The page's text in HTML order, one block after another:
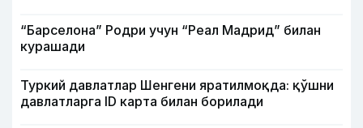
“Барселона” Родри учун “Реал Мадрид” билан
курашади
Туркий давлатлар Шенгени яратилмоқда: қўшни
давлатларга ID карта билан борилади